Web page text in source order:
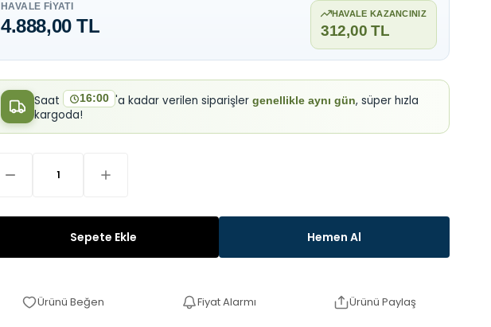
HAVALE FIYATI
4.888,00 TL
HAVALE KAZANCINIZ
312,00 TL
Saat 16:00 'a kadar verilen siparişler genellikle aynı gün, süper hızla
kargoda!
Sepete Ekle Hemen Al
Fiyat Alarmı Ürünü Paylaş